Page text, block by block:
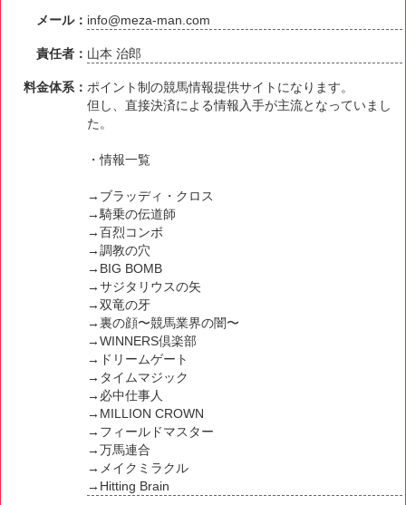
メール： info@meza-man.com
責任者： 山本 治郎
料金体系： ポイント制の競馬情報提供サイトになります。
但し、直接決済による情報入手が主流となっていまし
た。
・情報一覧
→ブラッディ・クロス
→騎乗の伝道師
→百烈コンボ
→調教の穴
→BIG BOMB
→サジタリウスの矢
→双竜の牙
→裏の顔〜競馬業界の闇〜
→WINNERS倶楽部
→ドリームゲート
→タイムマジック
→必中仕事人
→MILLION CROWN
→フィールドマスター
→万馬連合
→メイクミラクル
→Hitting Brain